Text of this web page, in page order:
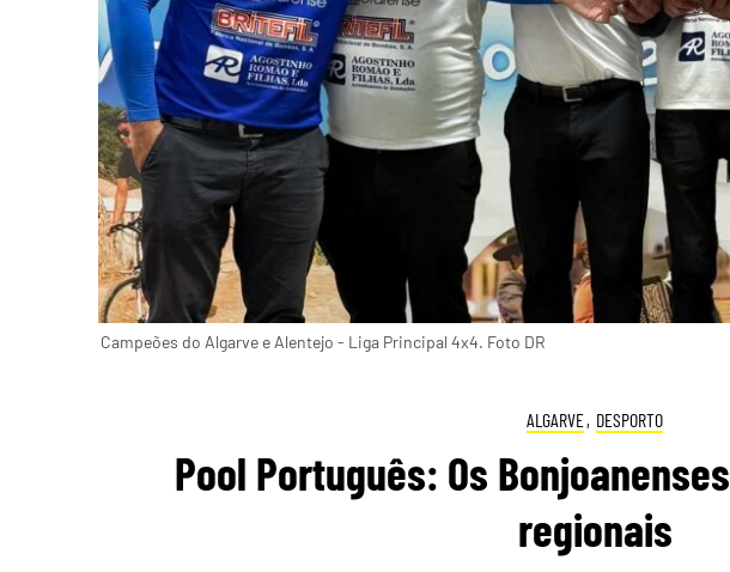
Campeões do Algarve e Alentejo - Liga Principal 4x4. Foto DR
ALGARVE, DESPORTO
Pool Português: Os
regionais